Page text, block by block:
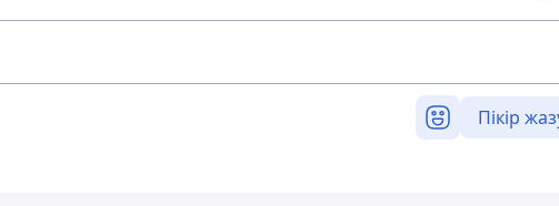
Пікір